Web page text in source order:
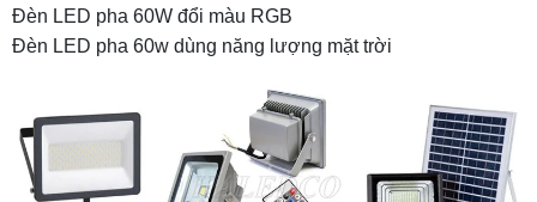
Đèn LED pha 60W đổi màu RGB
Đèn LED pha 60w dùng năng lượng mặt trời